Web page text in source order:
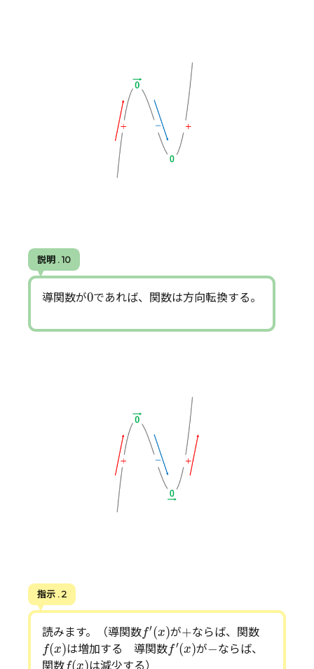
説明 . 10
導関数が0
0であれば、関数は方向転換する。
指示 . 2
読みます。（導関数f′(x)
′(x が+
+ ならば、関数
f(x)
f(x ) は増加する 導関数f′(x)
f′(x ) が−ならば、
関数f(x)
f(x ) は減少する）